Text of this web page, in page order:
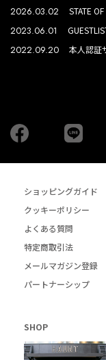
2026.03.02 STATE
2023.06.01
2022.09.20 本人認証
Facebook
ショッピングガイド
クッキーポリシー
よくある質問
特定商取引法
メールマガジン登録
パートナーシップ
SHOP